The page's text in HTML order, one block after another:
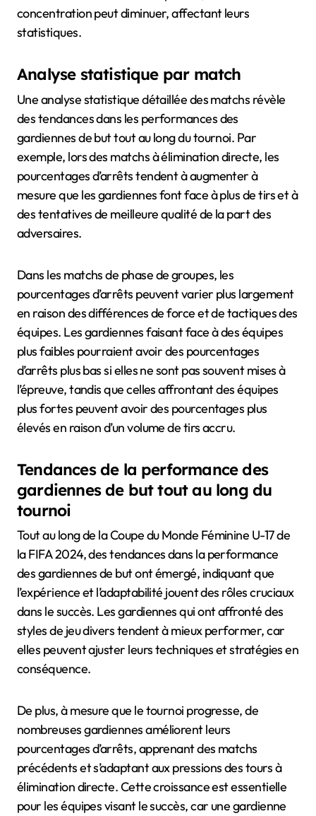
concentration peut diminuer, affectant leurs
statistiques.
Analyse statistique par match
Une analyse statistique détaillée des matchs révèle
des tendances dans les performances des
gardiennes de but tout au long du tournoi. Par
exemple, lors des matchs à élimination directe, les
pourcentages d’arrêts tendent à augmenter à
mesure que les gardiennes font face à plus de tirs et à
des tentatives de meilleure qualité de la part des
adversaires.
Dans les matchs de phase de groupes, les
pourcentages d’arrêts peuvent varier plus largement
en raison des différences de force et de tactiques des
équipes. Les gardiennes faisant face à des équipes
plus faibles pourraient avoir des pourcentages
d’arrêts plus bas si elles ne sont pas souvent mises à
l’épreuve, tandis que celles affrontant des équipes
plus fortes peuvent avoir des pourcentages plus
élevés en raison d’un volume de tirs accru.
Tendances de la performance des
gardiennes de but tout au long du
tournoi
Tout au long de la Coupe du Monde Féminine U-17 de
la FIFA 2024, des tendances dans la performance
des gardiennes de but ont émergé, indiquant que
l’expérience et l’adaptabilité jouent des rôles cruciaux
dans le succès. Les gardiennes qui ont affronté des
styles de jeu divers tendent à mieux performer, car
elles peuvent ajuster leurs techniques et stratégies en
conséquence.
De plus, à mesure que le tournoi progresse, de
nombreuses gardiennes améliorent leurs
pourcentages d’arrêts, apprenant des matchs
précédents et s’adaptant aux pressions des tours à
élimination directe. Cette croissance est essentielle
pour les équipes visant le succès, car une gardienne